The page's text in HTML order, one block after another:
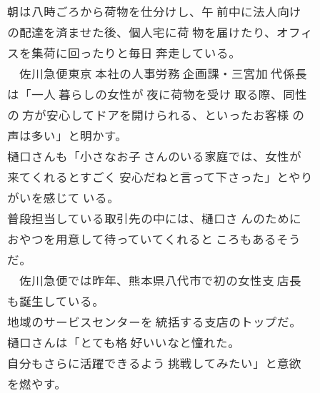
朝は八時ごろから荷物を仕分けし、午 前中に法人向け
の配達を済ませた後、個人宅に荷 物を届けたり、オフィ
スを集荷に回ったりと毎日 奔走している。
佐川急便東京 本社の人事労務 企画課・三宮加 代係長
は「一人 暮らしの女性が 夜に荷物を受け 取る際、同性
の 方が安心してドアを開けられる、といったお客様 の
声は多い」と明かす。
樋口さんも「小さなお子 さんのいる家庭では、女性が
来てくれるとすごく 安心だねと言って下さった」とやり
がいを感じて いる。
普段担当している取引先の中には、樋口さ んのために
おやつを用意して待っていてくれると ころもあるそう
だ。
佐川急便では昨年、熊本県八代市で初の女性支 店長
も誕生している。
地域のサービスセンターを 統括する支店のトップだ。
樋口さんは「とても格 好いいなと憧れた。
自分もさらに活躍できるよう 挑戦してみたい」と意欲
を燃やす。